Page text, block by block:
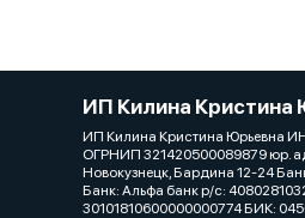
ИП Килина Кристина
ИП Килина Кристина Юрьевна
ОГРНИП 321420500089879 юр.
Новокузнецк, Бардина 12-24
Банк: Альфа банк р/с:
30101810600000000774 БИК: